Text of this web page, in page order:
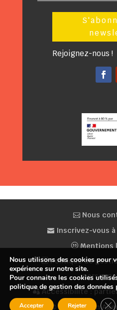
Rejoignez-nous !
e
b
o
k
Nous
Inscrivez-vous
Mentions
Politique de
Accessibilité :
© Conception
Nous utilisons des cookies pour
expérience sur notre site.
Pour connaitre les cookies
politique de gestion des données
Accepter Rejeter